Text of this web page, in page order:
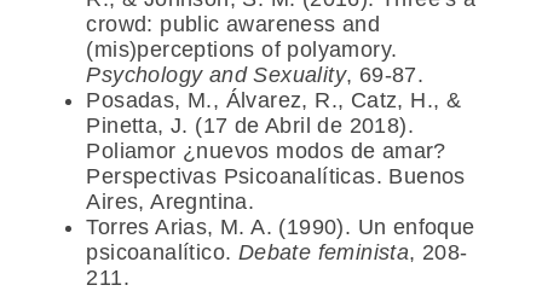
crowd: public awareness and
(mis)perceptions of polyamory.
Psychology and Sexuality, 69-87.
Posadas, M., Álvarez, R., Catz, H., &
Pinetta, J. (17 de Abril de 2018).
Poliamor ¿nuevos modos de amar?
Perspectivas Psicoanalíticas. Buenos
Aires, Aregntina.
Torres Arias, M. A. (1990). Un enfoque
psicoanalítico. Debate feminista, 208-
211.